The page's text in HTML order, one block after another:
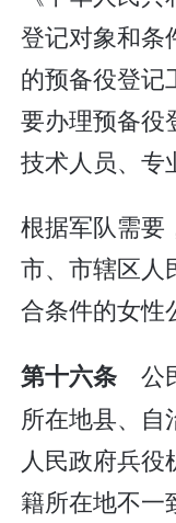
登记对象和条
的预备役登记
要办理预备役
技术人员、专
根据军队需要
市、市辖区人
合条件的女性
第十六条公
所在地县、自
人民政府兵
籍所在地不一